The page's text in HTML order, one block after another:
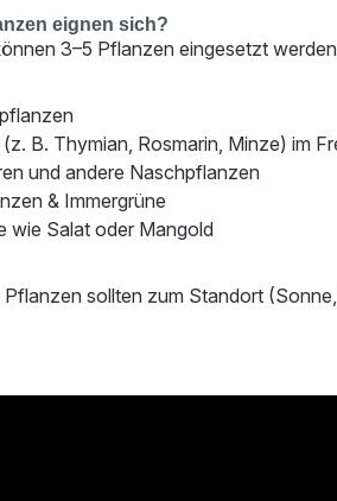
eignen sich?
3–5 Pflanzen eingesetzt
B. Thymian, Rosmarin, Minze) im
und andere Naschpflanzen
& Immergrüne
wie Salat oder Mangold
Pflanzen sollten zum Standort